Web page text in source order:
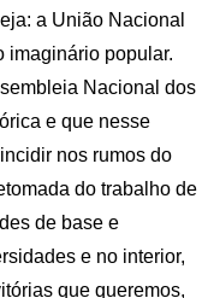
a União Nacional
imaginário popular.
Nacional dos
e que nesse
nos rumos do
do trabalho de
de base e
e no interior,
que queremos,